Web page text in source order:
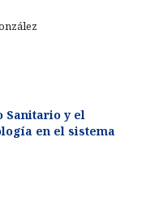
Sanitario y el
en el sistema